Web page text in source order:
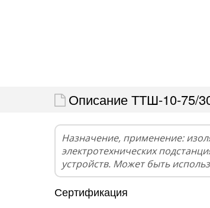
Описание ТТШ-10-75/
Назначение, применение:
электротехнических
устройств. Может быть
Сертификация